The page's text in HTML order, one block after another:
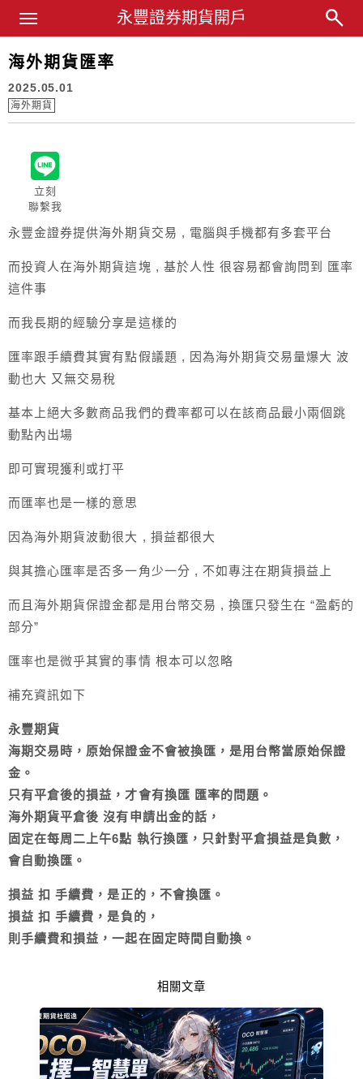
永豐業務經理杜昭逸Blog
永豐證券期貨開戶
Main Menu
海外期貨匯率
2025.05.01
海外期貨
立刻
聯繫我
永豐金證券提供海外期貨交易 , 電腦與手機都有多套平台
而投資人在海外期貨這塊 , 基於人性 很容易都會詢問到 匯率
這件事
而我長期的經驗分享是這樣的
匯率跟手續費其實有點假議題 , 因為海外期貨交易量爆大 波
動也大 又無交易稅
基本上絕大多數商品我們的費率都可以在該商品最小兩個跳
動點內出場
即可實現獲利或打平
而匯率也是一樣的意思
因為海外期貨波動很大 , 損益都很大
與其擔心匯率是否多一角少一分 , 不如專注在期貨損益上
而且海外期貨保證金都是用台幣交易 , 換匯只發生在 “盈虧的
部分”
匯率也是微乎其實的事情 根本可以忽略
補充資訊如下
永豐期貨
海期交易時，原始保證金不會被換匯，是用台幣當原始保證
金。
只有平倉後的損益，才會有換匯 匯率的問題。
海外期貨平倉後 沒有申請出金的話，
固定在每周二上午6點 執行換匯，只針對平倉損益是負數，
會自動換匯。
損益 扣 手續費，是正的，不會換匯。
損益 扣 手續費，是負的，
則手續費和損益，一起在固定時間自動換。
相關文章